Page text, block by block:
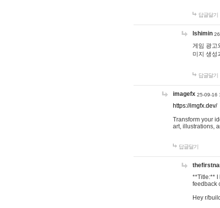
답글달기
lshimin
게임 광고
미지 생성
답글달기
imagefx 25-09-16
https://imgfx.dev/
Transform your
art, illustrations,
답글달기
**Title:** I
feedback
Hey r/